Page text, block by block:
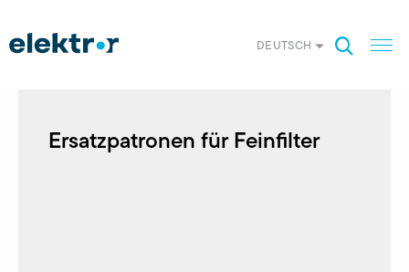
DEUTSCH
Ersatzpatronen für Feinfilter